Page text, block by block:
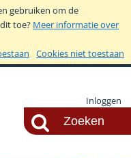
gebruiken om de
toe? Meer informatie over
Cookies niet toestaan
Inloggen